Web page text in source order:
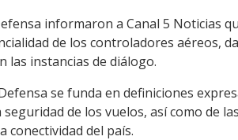
informaron a Canal 5 Noticias
de los controladores aéreos,
las instancias de diálogo.
se funda en definiciones
de los vuelos, así como de
conectividad del país.